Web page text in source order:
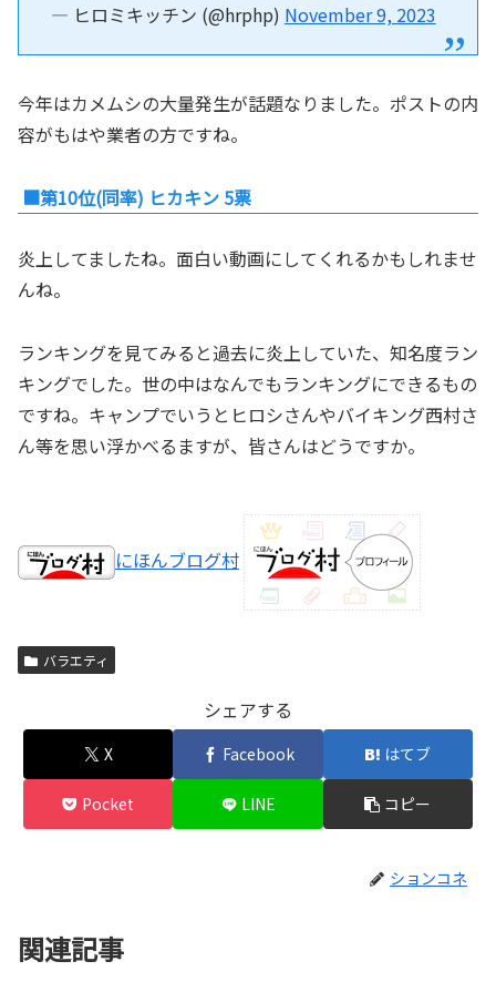
— ヒロミキッチン (@hrphp) November 9, 2023
今年はカメムシの大量発生が話題なりました。ポストの内
容がもはや業者の方ですね。
■第10位(同率) ヒカキン 5票
炎上してましたね。面白い動画にしてくれるかもしれませ
んね。
ランキングを見てみると過去に炎上していた、知名度ラン
キングでした。世の中はなんでもランキングにできるもの
ですね。キャンプでいうとヒロシさんやバイキング西村さ
ん等を思い浮かべるますが、皆さんはどうですか。
にほんブログ村
バラエティ
シェアする
X Facebook はてブ
Pocket LINE コピー
ションコネ
関連記事